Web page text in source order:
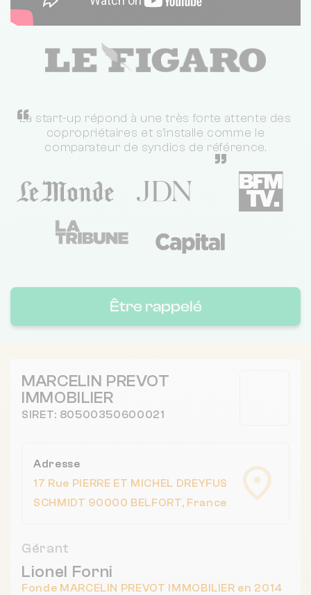
“
La start-up répond à une très forte attente des
copropriétaires et s'installe comme le
comparateur de syndics de référence.
”
Être rappelé
MARCELIN PREVOT
IMMOBILIER
SIRET: 80500350600021
Adresse
17 Rue PIERRE ET MICHEL DREYFUS
SCHMIDT 90000 BELFORT, France
Gérant
Lionel Forni
Fonde MARCELIN PREVOT IMMOBILIER en 2014